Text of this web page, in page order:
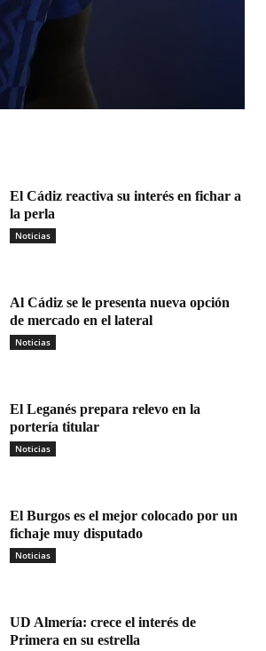
El Cádiz reactiva su interés en fichar a
la perla
Noticias
Al Cádiz se le presenta nueva opción
de mercado en el lateral
Noticias
El Leganés prepara relevo en la
portería titular
Noticias
El Burgos es el mejor colocado por un
fichaje muy disputado
Noticias
UD Almería: crece el interés de
Primera en su estrella